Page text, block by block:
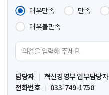
매우만족
만족
매우불만족
견
입
력
담당자
혁신경영부 업무담당자
전화번호
033-749-1750